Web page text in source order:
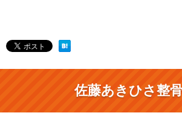
佐藤あきひさ整